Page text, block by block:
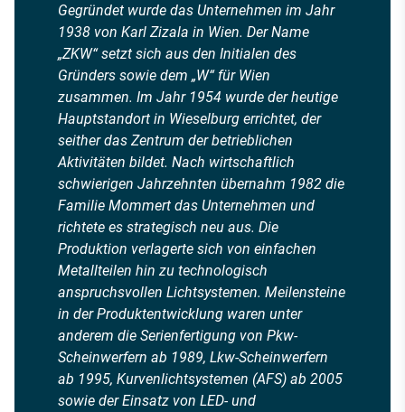
Gegründet wurde das Unternehmen im Jahr
1938 von Karl Zizala in Wien. Der Name
„ZKW“ setzt sich aus den Initialen des
Gründers sowie dem „W“ für Wien
zusammen. Im Jahr 1954 wurde der heutige
Hauptstandort in Wieselburg errichtet, der
seither das Zentrum der betrieblichen
Aktivitäten bildet. Nach wirtschaftlich
schwierigen Jahrzehnten übernahm 1982 die
Familie Mommert das Unternehmen und
richtete es strategisch neu aus. Die
Produktion verlagerte sich von einfachen
Metallteilen hin zu technologisch
anspruchsvollen Lichtsystemen. Meilensteine
in der Produktentwicklung waren unter
anderem die Serienfertigung von Pkw-
Scheinwerfern ab 1989, Lkw-Scheinwerfern
ab 1995, Kurvenlichtsystemen (AFS) ab 2005
sowie der Einsatz von LED- und